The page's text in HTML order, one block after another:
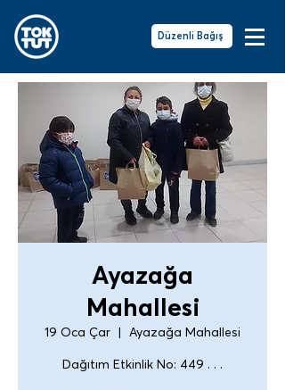
Düzenli Bağış
Ayazağa
Mahallesi
19 Oca Çar Ayazağa Mahallesi
Dağıtım Etkinlik No: 449 . . .